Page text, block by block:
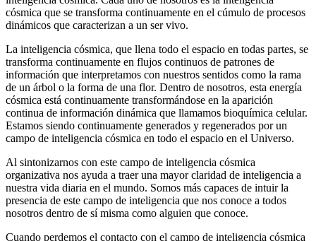
cósmica que se transforma continuamente en el cúmulo de procesos
dinámicos que caracterizan a un ser vivo.
La inteligencia cósmica, que llena todo el espacio en todas partes, se
transforma continuamente en flujos continuos de patrones de
información que interpretamos con nuestros sentidos como la rama
de un árbol o la forma de una flor. Dentro de nosotros, esta energía
cósmica está continuamente transformándose en la aparición
continua de información dinámica que llamamos bioquímica celular.
Estamos siendo continuamente generados y regenerados por un
campo de inteligencia cósmica en todo el espacio en el Universo.
Al sintonizarnos con este campo de inteligencia cósmica
organizativa nos ayuda a traer una mayor claridad de inteligencia a
nuestra vida diaria en el mundo. Somos más capaces de intuir la
presencia de este campo de inteligencia que nos conoce a todos
nosotros dentro de sí misma como alguien que conoce.
Cuando perdemos el contacto con el campo de inteligencia cósmica